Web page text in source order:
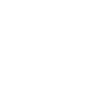
werden, zum